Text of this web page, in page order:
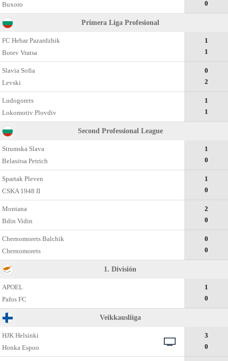
Buxoro 0
Primera Liga Profesional
FC Hebar Pazardzhik
Botev Vratsa
1
1
Slavia Sofia
Levski
0
2
Ludogorets
Lokomotiv Plovdiv
1
1
Second Professional League
Strumska Slava
Belasitsa Petrich
1
0
Spartak Pleven
CSKA 1948 II
1
0
Montana
Bdin Vidin
2
0
Chernomorets Balchik
Chernomorets
0
0
1. División
APOEL
Pafos FC
1
0
Veikkausliiga
HJK Helsinki
Honka Espoo
3
0